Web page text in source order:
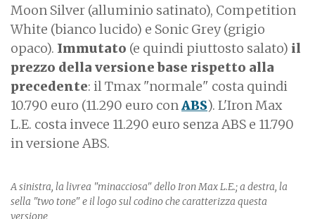
Moon Silver (alluminio satinato), Competition
White (bianco lucido) e Sonic Grey (grigio
opaco). Immutato (e quindi piuttosto salato) il
prezzo della versione base rispetto alla
precedente: il Tmax "normale" costa quindi
10.790 euro (11.290 euro conABS). L'Iron Max
L.E. costa invece 11.290 euro senza ABS e 11.790
in versione ABS.
A sinistra, la livrea "minacciosa" dello Iron Max L.E.; a destra, la
sella "two tone" e il logo sul codino che caratterizza questa
versione